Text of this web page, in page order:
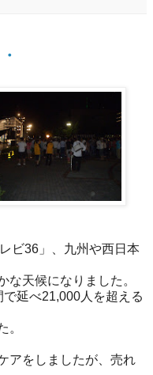
ビ36」、九州や西日本
な天候になりました。
延べ21,000人を超える
。
アをしましたが、売れ